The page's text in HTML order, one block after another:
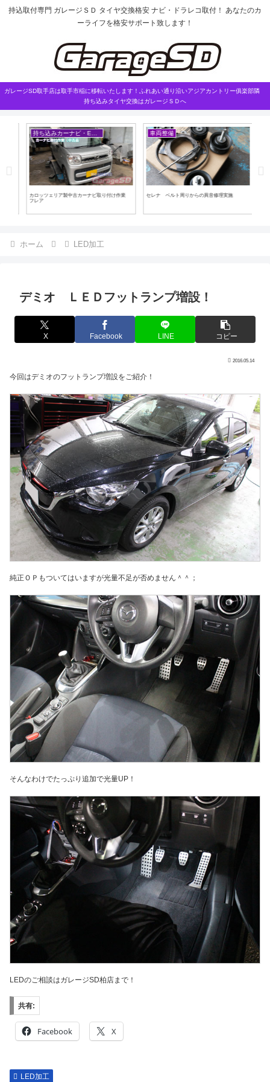
持込取付専門 ガレージＳＤ タイヤ交換格安 ナビ・ドラレコ取付！ あなたのカ
ーライフを格安サポート致します！
ガレージSD取手店は取手市稲に移転いたします！ふれあい通り沿いアジアカントリー俱楽部隣
持ち込みタイヤ交換はガレージＳＤへ
持ち込みカーナビ・ETCなど
カロッツェリア製中古カーナビ取り付け作業
フレア
車両整備
セレナ ベルト周りからの異音修理実施
ホーム LED加工
デミオ ＬＥＤフットランプ増設！
X Facebook LINE コピー
2016.05.14
今回はデミオのフットランプ増設をご紹介！
純正ＯＰもついてはいますが光量不足が否めません＾＾；
そんなわけでたっぷり追加で光量UP！
LEDのご相談はガレージSD柏店まで！
共有:
Facebook X
LED加工